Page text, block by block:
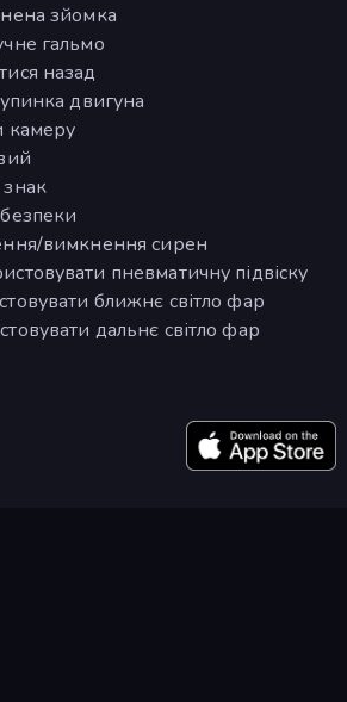
зйомка
гальмо
назад
двигуна
камеру
вимкнення сирен
пневматичну підвіску
ближнє світло фар
дальнє світло фар